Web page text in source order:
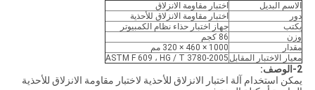
الاسم البديل
اختبار مقاومة الانزلاق
دور
اختبار مقاومة الانزلاق للأحذية
يكتب
جهاز اختبار حذاء نظام الكمبيوتر
وزن
86 كجم
مقدار
1000 × 460 × 320 مم
معيار الاختبار المقابل ASTM F 609 ، HG / T 3780-2005
2-الوصف:
يمكن استخدام آلة اختبار الانزلاق للأحذية لاختبار مقاومة الانزلاق للأحذية